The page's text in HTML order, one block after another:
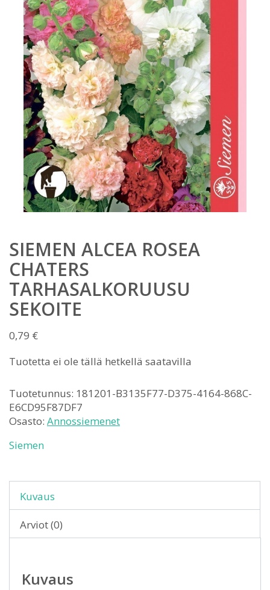
SIEMEN ALCEA ROSEA
CHATERS
TARHASALKORUUSU
SEKOITE
0,79 €
Tuotetta ei ole tällä hetkellä saatavilla
Tuotetunnus: 181201-B3135F77-D375-4164-868C-
E6CD95F87DF7
Osasto: Annossiemenet
Siemen
Kuvaus
Arviot (0)
Kuvaus